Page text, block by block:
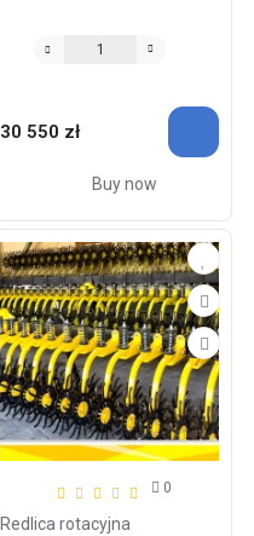
30 550 zł
Buy now
0
Redlica rotacyjna